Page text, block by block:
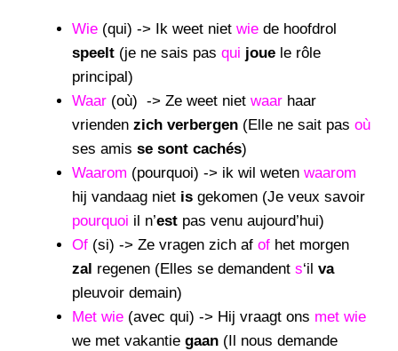
Wie (qui) -> Ik weet niet wie de hoofdrol
speelt (je ne sais pas qui joue le rôle
principal)
Waar (où) -> Ze weet niet waar haar
vrienden zich verbergen (Elle ne sait pas où
ses amis se sont cachés)
Waarom (pourquoi) -> ik wil weten waarom
hij vandaag niet is gekomen (Je veux savoir
pourquoi il n’est pas venu aujourd’hui)
Of (si) -> Ze vragen zich af of het morgen
zal regenen (Elles se demandent s‘il va
pleuvoir demain)
Met wie (avec qui) -> Hij vraagt ons met wie
we met vakantie gaan (Il nous demande